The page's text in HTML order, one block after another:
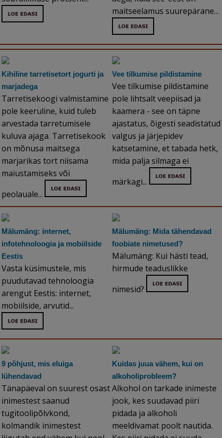
maitseelamus suurepärane...
Kihiline tarretisetort jogurti ja
marjadega
Tarretisekoogi valmistamine
pole keeruline, kuid tuleb
arvestada tarretumisele
kuluva ajaga. Tarretisekook
on mõnusa maitsega
marjarikas tort niisama
maiustamiseks või
peolauale...
Vee tilkumise pildistamine
Vee tilkumise pildistamine
pole lihtsalt veepiisad ja
kaamera - see on täpne
ajastatus, õigesti seadistatud
valgus ja järjepidev
katsetamine, et tabada hetk,
mida palja silmaga ei
märkagi...
Mälumäng: internet,
infotehnoloogia ja mobiilside
Eestis
Vasta küsimustele, mis
puudutavad tehnoloogia
arengut Eestis: internet,
mobiilside, arvutid...
Mälumäng: Mida tähendavad
foobiate nimetused?
Mälumäng: Kui hästi tead,
hirmude teaduslikke
nimesid?
9 põhjust, mis eluiga
lühendavad
Tänapäeval on suurest osast
inimestest saanud
tugitoolipõlvkond,
kolmandik inimestest
Kuidas juua vähem, kui on
alkoholiprobleem?
Alkohol on tarkade inimeste
jook, kes suudavad piiri
pidada ja alkoholi
meeldivamat poolt nautida.